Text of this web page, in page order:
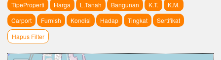
TipeProperti Harga L.Tanah Bangunan K.T.
K.M.
Carport
Furnish Kondisi Hadap Tingkat
Sertifikat
Hapus Filter